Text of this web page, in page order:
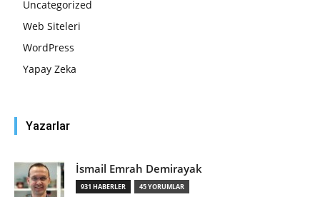
Uncategorized
Web Siteleri
WordPress
Yapay Zeka
Yazarlar
İsmail Emrah Demirayak
931 HABERLER 45 YORUMLAR